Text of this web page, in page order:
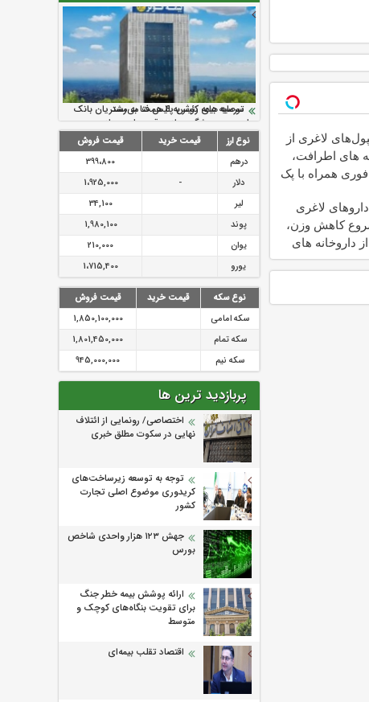
لاغری از
های اطرافت،
همراه با پک
لاغری
کاهش وزن،
داروخانه های
ارزش سهام عدالت بالا رفت
سرمایه بیمه کوثر به ۴ همت می‌رسد
نود ثانیه با فولاد سنگان
تقدیر دبیرکل سندیکای بیمه گران ایران از
اقدامات مدیرعامل بیمه رازی
توصیه های رئیس پلیس فتا به مشتریان بانک
ها در مورد پیشگیری از سرقت های مجازی
نوع ارز قیمت خرید
قیمت فروش
درهم
399،800
دلار
-
1،925,000
لیر
34,100
پوند
1,980,100
یوان
210,000
یورو
1،715,400
نوع سکه قیمت خرید
قیمت فروش
سکه امامی
1,850,100,000
سکه تمام
1,801,450,000
سکه نیم
945,000,000
پربازدید ترین ها
اختصاصی/ رونمایی از ائتلاف‌
نهایی در سکوت مطلق خبری
توجه به توسعه زیرساخت‌های
کریدوری موضوع اصلی تجارت
کشور
جهش ۱۲۳ هزار واحدی شاخص
بورس
ارائه پوشش بیمه خطر جنگ
برای تقویت بنگاه‌های کوچک و
متوسط
اقتصاد تقلب بیمه‌ای